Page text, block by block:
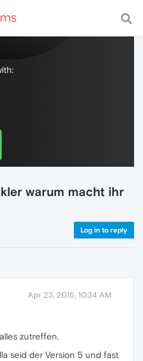
with a fast and
warum macht ihr
Log in to reply
Apr 23, 2015, 10:34 AM
zutreffen.
seid der Version 5 und fast